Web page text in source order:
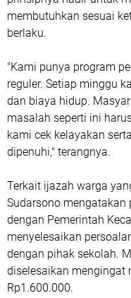
membutuhkan sesuai
berlaku.
‎"Kami punya program
reguler. Setiap minggu
dan biaya hidup.
masalah seperti ini
kami cek kelayakan
dipenuhi," terangnya.
‎Terkait ijazah warga
Sudarsono mengatakan
dengan Pemerintah
menyelesaikan
dengan pihak sekolah.
diselesaikan mengingat
Rp1.600.000.